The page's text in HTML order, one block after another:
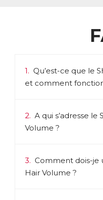
1. Qu’est-ce que le
et comment
2. A qui s’adresse
Volume ?
3. Comment dois-je
Hair Volume ?